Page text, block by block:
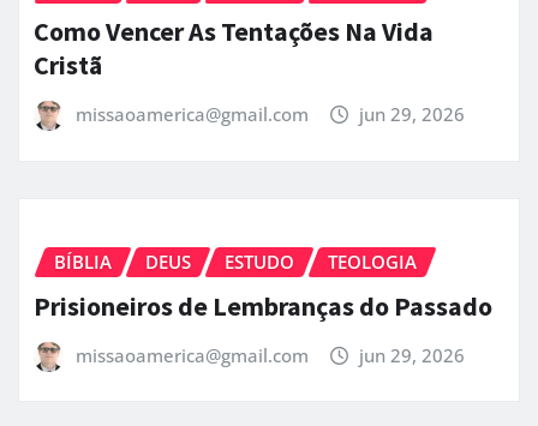
Como Vencer As Tentações Na Vida
Cristã
missaoamerica@gmail.com jun 29, 2026
BÍBLIA DEUS ESTUDO TEOLOGIA
Prisioneiros de Lembranças do Passado
missaoamerica@gmail.com jun 29, 2026